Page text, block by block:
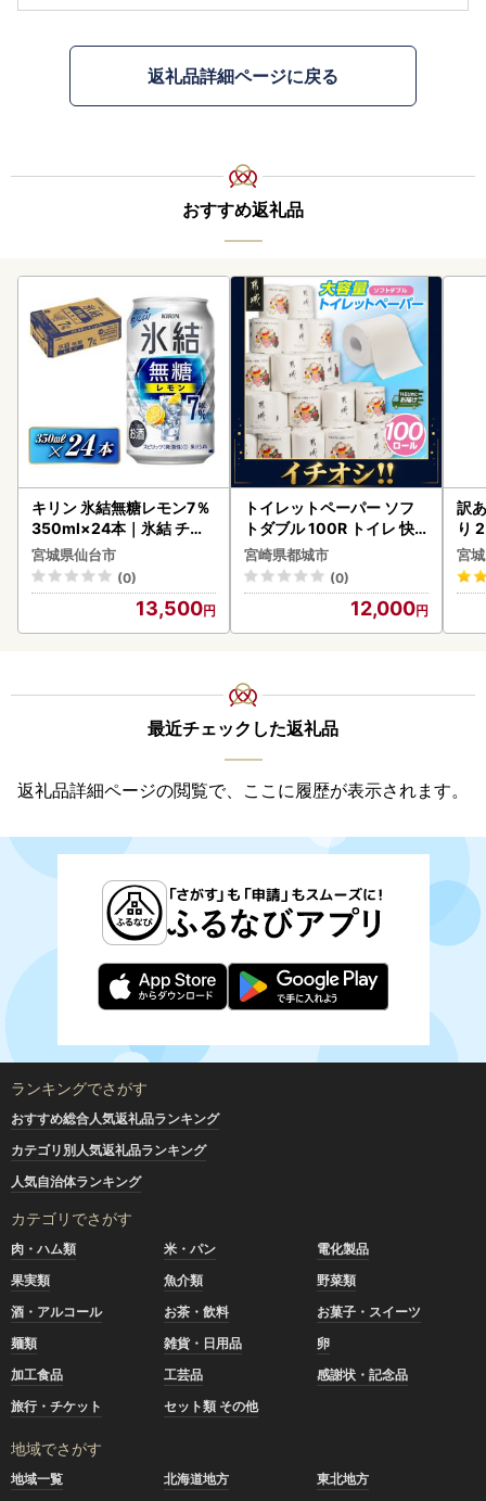
返礼品詳細ページに戻る
おすすめ返礼品
キリン 氷結無糖レモン7％
350ml×24本｜氷結 チュ
ーハイ 仙台市
宮城県仙台市
(0)
13,500
トイレットペーパー ソフ
トダブル 100R トイレ 快
速〔12-I5-TP100-R〕
宮崎県都城市
(0)
12,000
訳
り
鮭
宮
最近チェックした返礼品
返礼品詳細ページの閲覧で、ここに履歴が表示されます。
ランキングでさがす
おすすめ総合人気返礼品ランキング
カテゴリ別人気返礼品ランキング
人気自治体ランキング
カテゴリでさがす
肉・ハム類 米・パン
電化製品
果実類
魚介類
野菜類
酒・アルコール
お茶・飲料
お菓子・スイーツ
麺類
雑貨・日用品
卵
加工食品
工芸品
感謝状・記念品
旅行・チケット
セット類 その他
地域でさがす
地域一覧 北海道地方
東北地方